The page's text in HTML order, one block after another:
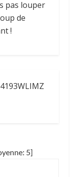
pas louper
de
!
5]